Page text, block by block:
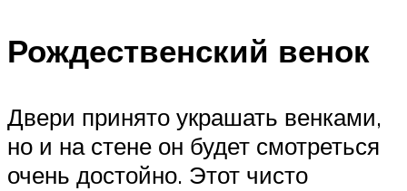
Рождественский венок
Двери принято украшать венками,
но и на стене он будет смотреться
очень достойно. Этот чисто